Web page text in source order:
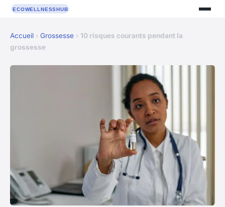
Accueil › Grossesse › 10 risques courants pendant la
grossesse